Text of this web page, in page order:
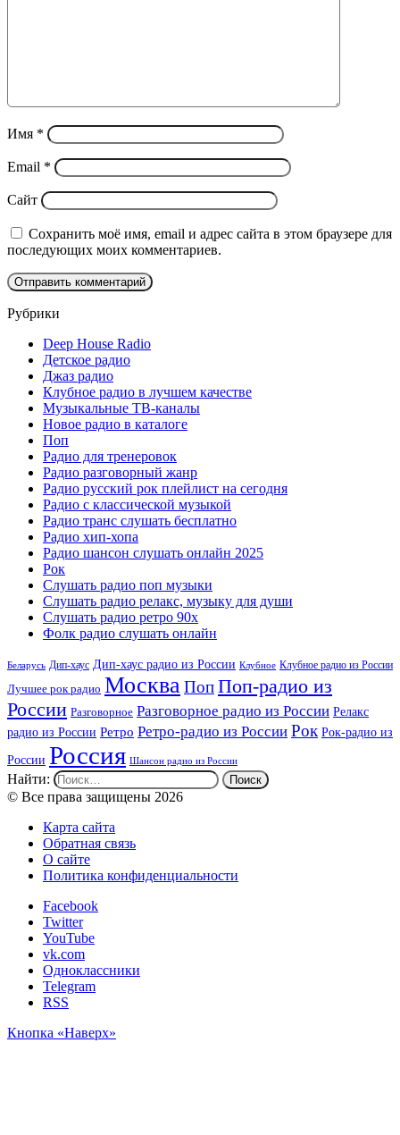
Имя *
Email *
Сайт
Сохранить моё имя, email и адрес сайта в этом браузере для
последующих моих комментариев.
Рубрики
Deep House Radio
Детское радио
Джаз радио
Клубное радио в лучшем качестве
Музыкальные ТВ-каналы
Новое радио в каталоге
Поп
Радио для тренеровок
Радио разговорный жанр
Радио русский рок плейлист на сегодня
Радио с классической музыкой
Радио транс слушать бесплатно
Радио хип-хопа
Радио шансон слушать онлайн 2025
Рок
Слушать радио поп музыки
Слушать радио релакс, музыку для души
Слушать радио ретро 90х
Фолк радио слушать онлайн
Беларусь Дип-хаус Дип-хаус радио из России Клубное Клубное радио из России
Лучшее рок радио МоскваПопПоп-радио из
России Разговорное Разговорное радио из России Релакс
радио из России Ретро Ретро-радио из России Рок Рок-радио из
России Россия Шансон радио из России
Найти:
© Все права защищены 2026
Карта сайта
Обратная связь
О сайте
Политика конфиденциальности
Facebook
Twitter
YouTube
vk.com
Одноклассники
Telegram
RSS
Кнопка «Наверх»